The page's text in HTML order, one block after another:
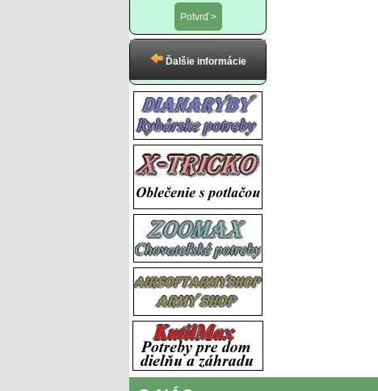
Ďalšie informácie